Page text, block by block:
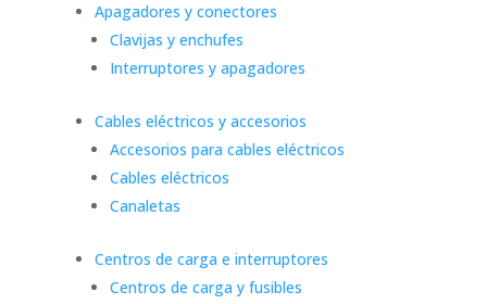
Apagadores y conectores
Clavijas y enchufes
Interruptores y apagadores
Cables eléctricos y accesorios
Accesorios para cables eléctricos
Cables eléctricos
Canaletas
Centros de carga e interruptores
Centros de carga y fusibles